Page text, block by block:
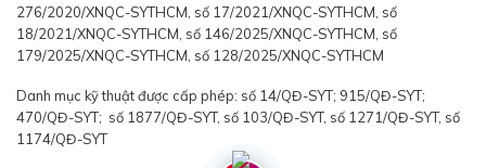
276/2020/XNQC-SYTHCM, số 17/2021/XNQC-SYTHCM, số
18/2021/XNQC-SYTHCM, số 146/2025/XNQC-SYTHCM, số
179/2025/XNQC-SYTHCM, số 128/2025/XNQC-SYTHCM
Danh mục kỹ thuật được cấp phép: số 14/QĐ-SYT; 915/QĐ-SYT;
470/QĐ-SYT; số 1877/QĐ-SYT, số 103/QĐ-SYT, số 1271/QĐ-SYT, số
1174/QĐ-SYT